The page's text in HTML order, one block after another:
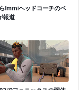
Immiヘッドコーチのベ
報道